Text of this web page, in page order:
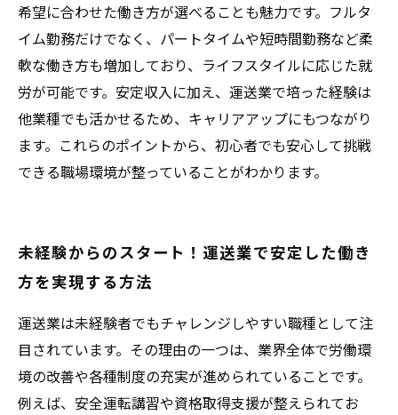
希望に合わせた働き方が選べることも魅力です。フルタ
イム勤務だけでなく、パートタイムや短時間勤務など柔
軟な働き方も増加しており、ライフスタイルに応じた就
労が可能です。安定収入に加え、運送業で培った経験は
他業種でも活かせるため、キャリアアップにもつながり
ます。これらのポイントから、初心者でも安心して挑戦
できる職場環境が整っていることがわかります。
未経験からのスタート！運送業で安定した働き
方を実現する方法
運送業は未経験者でもチャレンジしやすい職種として注
目されています。その理由の一つは、業界全体で労働環
境の改善や各種制度の充実が進められていることです。
例えば、安全運転講習や資格取得支援が整えられてお